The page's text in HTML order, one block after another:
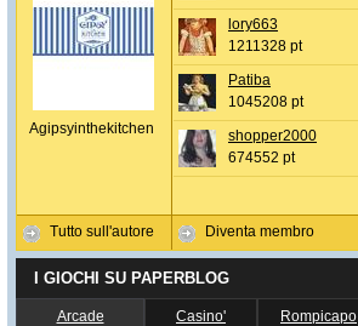
Agipsyinthekitchen
Tutto sull'autore
lory663
1211328 pt
Patiba
1045208 pt
shopper2000
674552 pt
Diventa membro
I GIOCHI SU PAPERBLOG
Arcade Casino' Rompicapo